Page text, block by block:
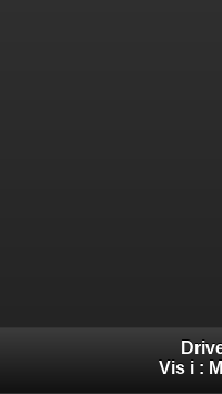
Vis i :